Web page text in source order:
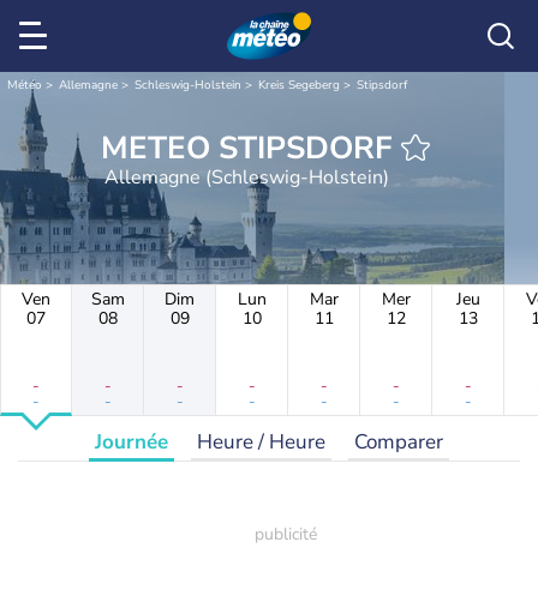
Météo Allemagne Schleswig-Holstein Kreis Segeberg Stipsdorf
METEO STIPSDORF
Allemagne (Schleswig-Holstein)
Ven
07
-
-
Sam
08
-
-
Dim
09
-
-
Lun
10
-
-
Mar
11
-
-
Mer
12
-
-
Jeu
13
-
-
Journée Heure / Heure Comparer